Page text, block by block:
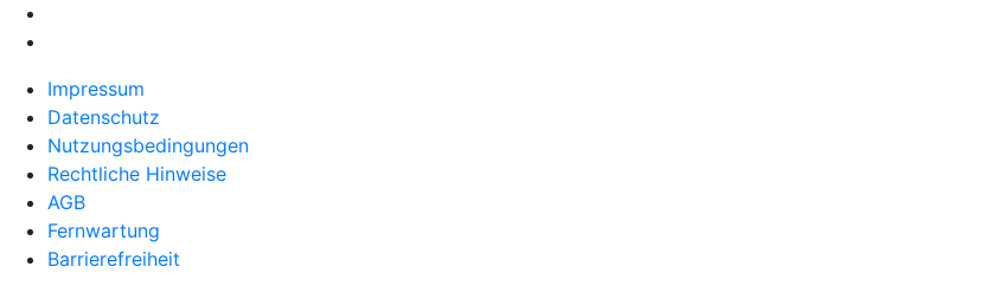
Impressum
Datenschutz
Nutzungsbedingungen
Rechtliche Hinweise
AGB
Fernwartung
Barrierefreiheit